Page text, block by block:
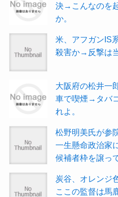
決→こんなのを
か。
米、アフガンIS
殺害か→反撃は
大阪府の松井一
車で喫煙→タバ
れよ。
松野明美氏が参
一生懸命政治家
候補者枠を譲っ
炭谷、オレンジ
ここの監督は馬